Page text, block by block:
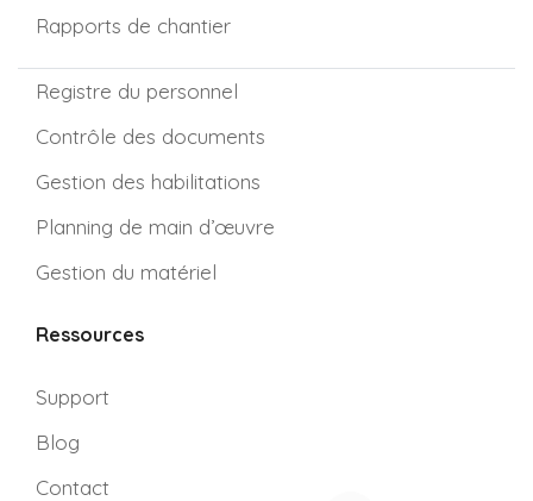
Rapports de chantier
Registre du personnel
Contrôle des documents
Gestion des habilitations
Planning de main d’œuvre
Gestion du matériel
Ressources
Support
Blog
Contact